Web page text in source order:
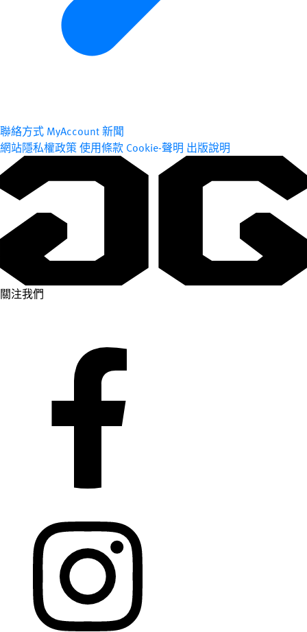
聯絡方式 MyAccount新聞
網站隱私權政策使用條款 Cookie-聲明 出版說明
關注我們